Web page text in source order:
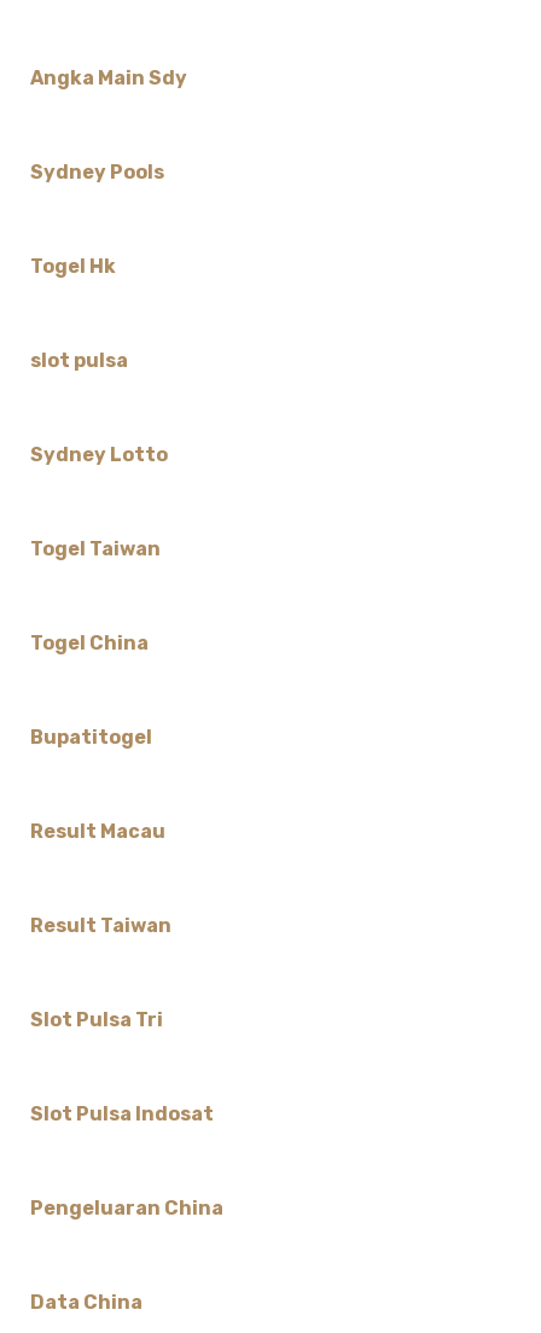
Angka Main Sdy
Sydney Pools
Togel Hk
slot pulsa
Sydney Lotto
Togel Taiwan
Togel China
Bupatitogel
Result Macau
Result Taiwan
Slot Pulsa Tri
Slot Pulsa Indosat
Pengeluaran China
Data China